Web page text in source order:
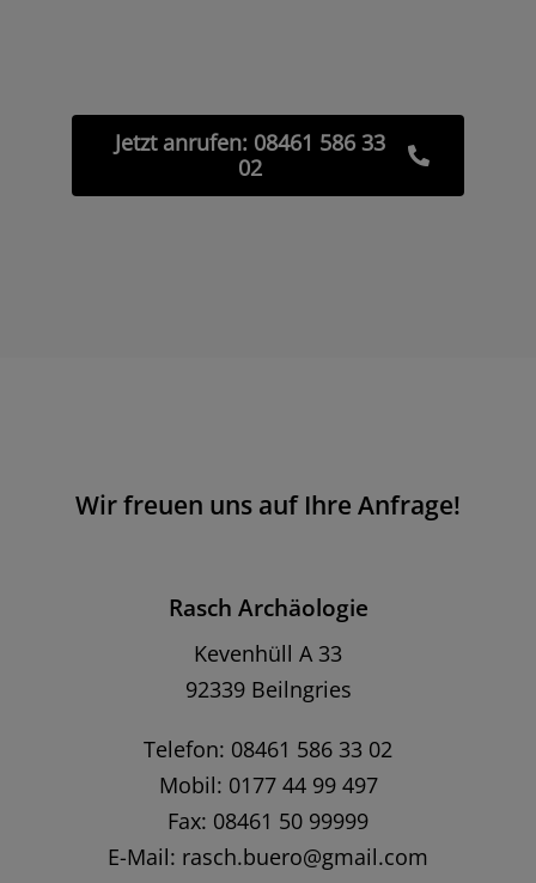
Jetzt anrufen: 08461 586 33
02
Wir freuen uns auf Ihre Anfrage!
Rasch Archäologie
Kevenhüll A 33
92339 Beilngries
Telefon: 08461 586 33 02
Mobil: 0177 44 99 497
Fax: 08461 50 99999
E-Mail: rasch.buero@gmail.com